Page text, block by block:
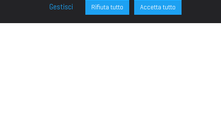
Gestisci
Rifiuta tutto Accetta tutto